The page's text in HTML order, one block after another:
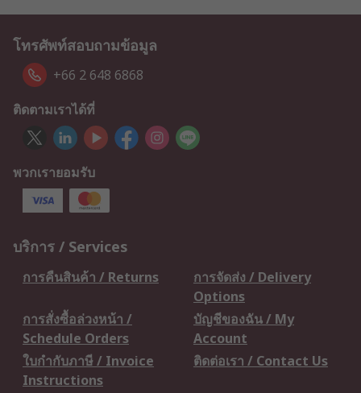
โทรศัพท์สอบถามข้อมูล
+66 2 648 6868
ติดตามเราได้ที่
พวกเรายอมรับ
บริการ / Services
การคืนสินค้า / Returns
การจัดส่ง / Delivery
Options
การสั่งซื้อล่วงหน้า /
Schedule Orders
บัญชีของฉัน / My
Account
ใบกำกับภาษี / Invoice
Instructions
ติดต่อเรา / Contact Us